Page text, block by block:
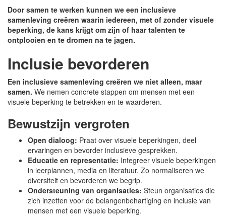
Door samen te werken kunnen we een inclusieve
samenleving creëren waarin iedereen, met of zonder visuele
beperking, de kans krijgt om zijn of haar talenten te
ontplooien en te dromen na te jagen.
Inclusie bevorderen
Een inclusieve samenleving creëren we niet alleen, maar
samen. We nemen concrete stappen om mensen met een
visuele beperking te betrekken en te waarderen.
Bewustzijn vergroten
Open dialoog: Praat over visuele beperkingen, deel
ervaringen en bevorder inclusieve gesprekken.
Educatie en representatie: Integreer visuele beperkingen
in leerplannen, media en literatuur. Zo normaliseren we
diversiteit en bevorderen we begrip.
Ondersteuning van organisaties: Steun organisaties die
zich inzetten voor de belangenbehartiging en inclusie van
mensen met een visuele beperking.